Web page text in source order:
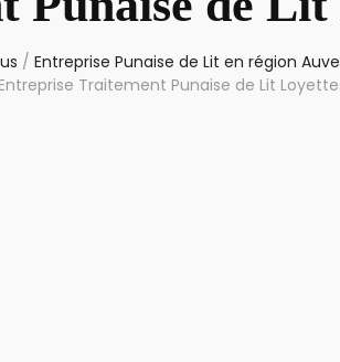
/ Entreprise Punaise de Lit en région
Entreprise Traitement Punaise de Lit